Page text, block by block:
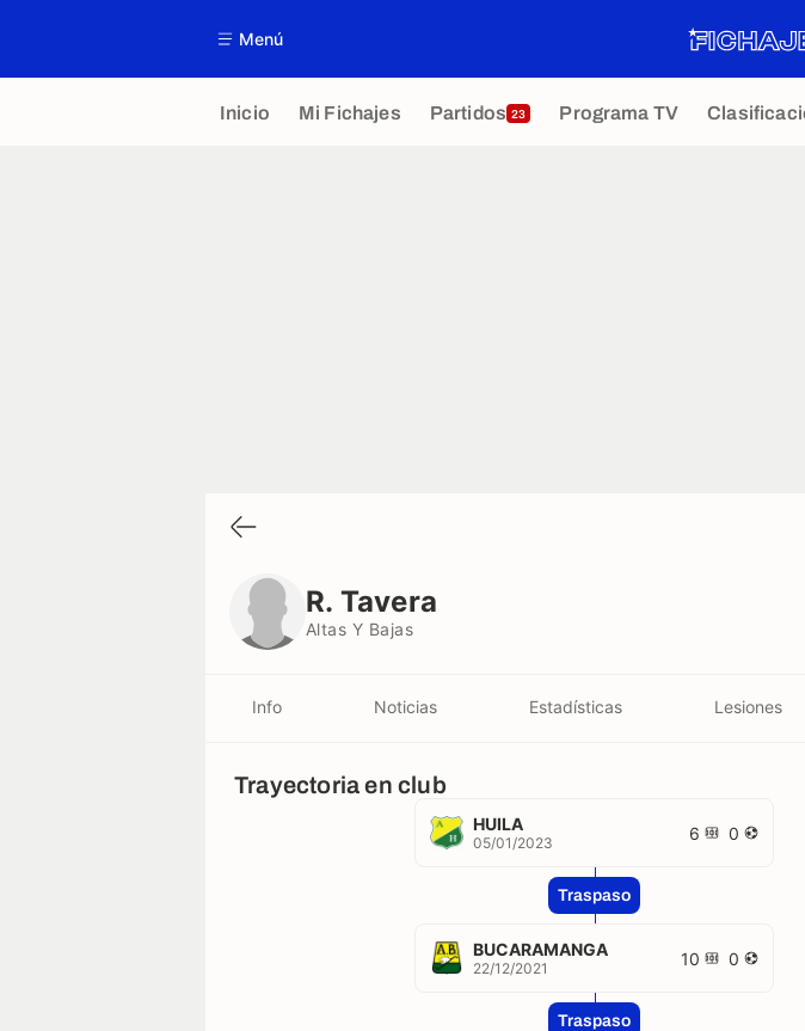
Menú
Inicio Mi Fichajes Partidos 23 Programa TV
R. Tavera
Altas Y Bajas
Info Noticias Estadísticas Lesiones
Trayectoria en club
HUILA
05/01/2023 6 0
Traspaso
BUCARAMANGA
22/12/2021 10 0
Traspaso